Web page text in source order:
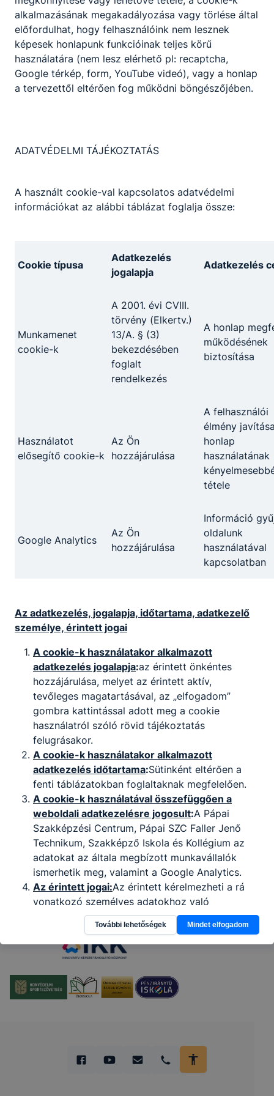
­ügyviteli munkafolyamatokat szervez és
irányít, iratkezelési feladatokat és
adminisztratív teendőket lát el;
­irodatechnikai, információs és
kommunikációs eszközöket kezel és
használ;
tájékoztatást ad, adatszolgáltatást végez
ügyekben döntés-előkészítést és
támogató feladatokat végez;
közigazgatási eljárási ügyeket;
kezeli a felmerülő ügyfél konﬂiktusokat;
védelmi szintű létesítményekben;
ellátja a belső és a közterületi
járőrszolgálatot, ellenőrzi a helyszínt a
riasztásra kivonuló biztonsági szolgálat
a megbízó írásbeli utasítása alapján
szállítmánykísérési feladatokat végez,
biztosítja a pénz-, értékszállítást a
létesítmény területén;
intézkedik rendkívüli eseményekkor,
szükséghelyzetekben, közveszély-
visszatartja a bűncselekményen, vagy
szabálysértésen tetten ért személyt;
alkalmazza a támadáselhárító eszközöket
és a kényszerítő testi erőt a szakmai
szervekkel, a biztosításban résztvevő
biztonsági szolgálatokkal, szervezőkkel;
lőfegyvert használ;
alkalmazza a tevékenységére vonatkozó
jogszabályokat és egyéb jogi normákat,
valamint a speciális szakmai, továbbá
etikai szabályokat.
Megosztás
Partnereink
alkalmazásának megakadályozása vagy törlése által
előfordulhat, hogy felhasználóink nem lesznek
képesek honlapunk funkcióinak teljes körű
használatára (nem lesz elérhető pl: recaptcha,
Google térkép, form, YouTube videó), vagy a honlap
a tervezettől eltérően fog működni böngészőjében.
ADATVÉDELMI TÁJÉKOZTATÁS
A használt cookie-val kapcsolatos adatvédelmi
információkat az alábbi táblázat foglalja össze:
Cookie típusa
Adatkezelés
jogalapja
Adatkezelés
Munkamenet
cookie-k
A 2001. évi CVIII.
törvény (Elkertv.)
13/A. § (3)
bekezdésében
foglalt
rendelkezés
A honlap
működésének
biztosítása
Használatot
elősegítő cookie-k
Az Ön
hozzájárulása
A felhasználói
élmény
honlap
használatának
tétele
Google Analytics
Az Ön
hozzájárulása
Információ
oldalunk
használatával
kapcsolatban
Az adatkezelés, jogalapja, időtartama, adatkezelő
személye, érintett jogai
A cookie-k használatakor alkalmazott
adatkezelés jogalapja:az érintett önkéntes
hozzájárulása, melyet az érintett aktív,
tevőleges magatartásával, az „elfogadom”
gombra kattintással adott meg a cookie
használatról szóló rövid tájékoztatás
felugrásakor.
A cookie-k használatakor alkalmazott
adatkezelés időtartama:Sütinként eltérően a
fenti táblázatokban foglaltaknak megfelelően.
A cookie-k használatával összefüggően a
weboldali adatkezelésre jogosult:A Pápai
Szakképzési Centrum, Pápai SZC Faller Jenő
Technikum, Szakképző Iskola és Kollégium az
adatokat az általa megbízott munkavállalók
ismerhetik meg, valamint a Google Analytics.
Az érintett jogai:Az érintett kérelmezheti a rá
vonatkozó személyes adatokhoz való
hozzáférést, a személyes adatainak
helyesbítését, törlését, kezelésének
korlátozását, továbbá bármely időpontban
visszavonhatja az adatkezeléshez adott
hozzájárulását. A Pápai Szakképzési Centrum,
Pápai SZC Faller Jenő Technikum, Szakképző
belül válaszol, és ha az érintett bármely
kérelmének nem tesz eleget, indokolnia kell
További lehetőségek Mindet elfogadom